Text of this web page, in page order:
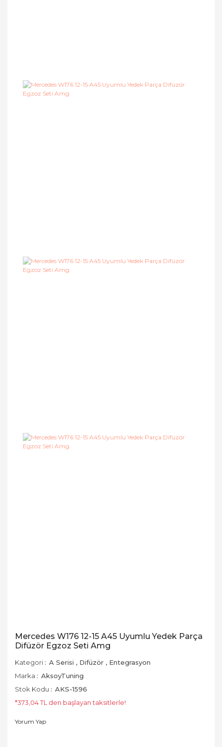
Mercedes W176 12-15 A45 Uyumlu Yedek Parça
Difüzör Egzoz Seti Amg
Kategori A Serisi , Difüzör , Entegrasyon
Marka
AksoyTuning
Stok Kodu
AKS-1596
*373,04 TL den başlayan taksitlerle!
Yorum Yap